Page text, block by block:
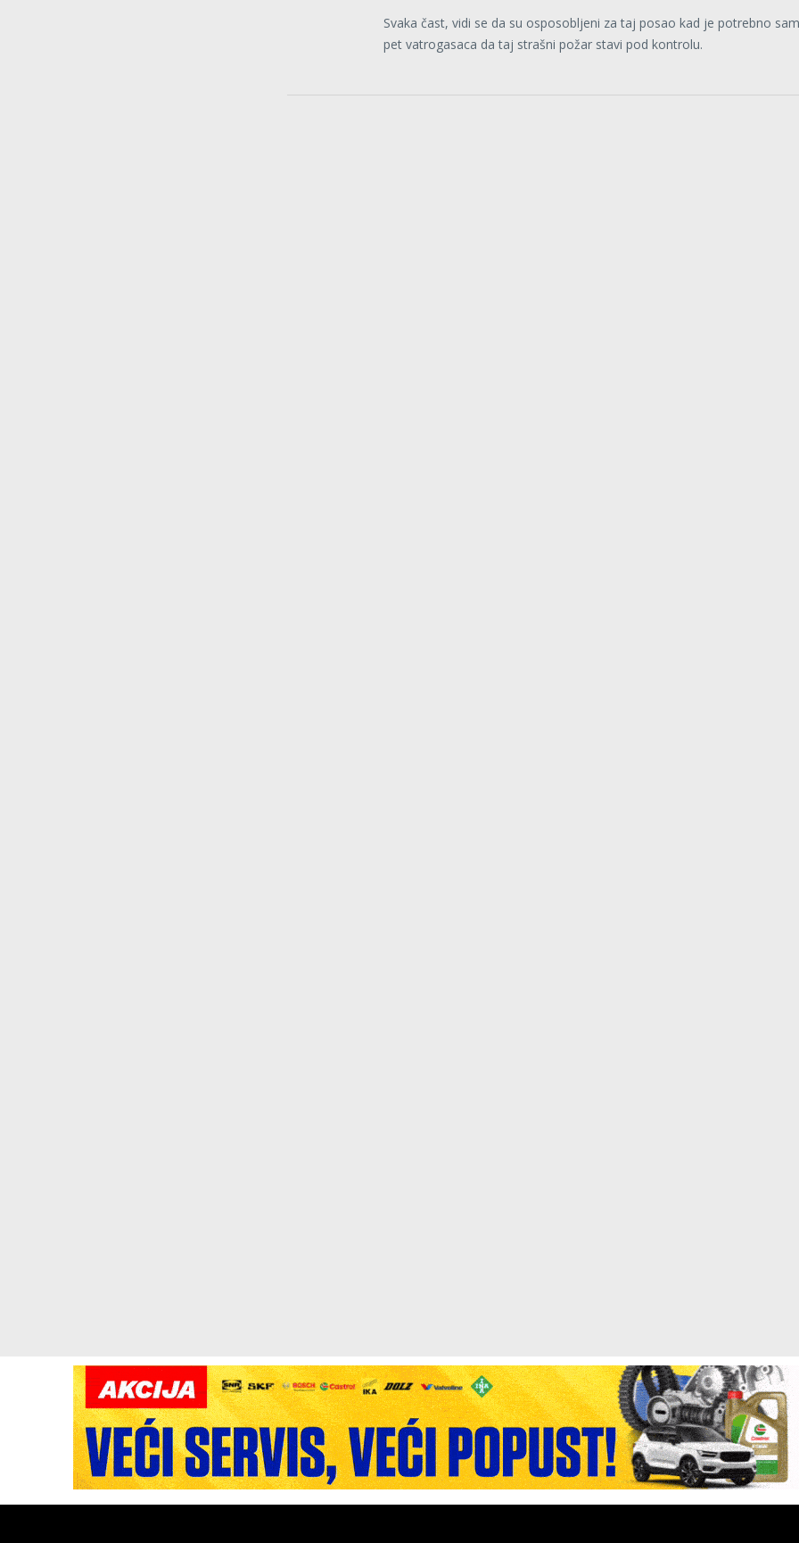
Svaka čast, vidi se da su osposobljeni za taj posao kad je potrebno
pet vatrogasaca da taj strašni požar stavi pod kontrolu.